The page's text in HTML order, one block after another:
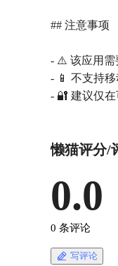
## 注意事项
- ⚠️ 该应用需
- 📱 不支持移
懒猫评分/
0.0
0 条评论
写评论